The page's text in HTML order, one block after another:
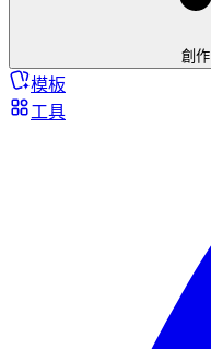
創作
模板
工具